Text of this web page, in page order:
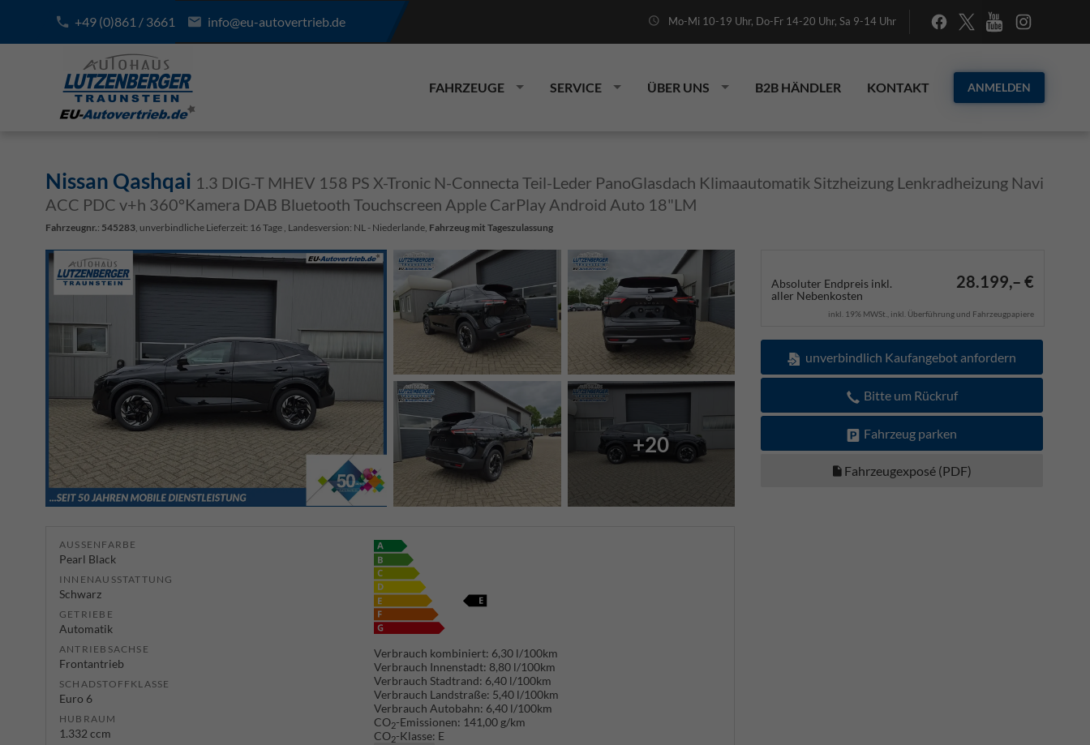
+49 (0)861 / 3661 info@eu-autovertrieb.de Mo-Mi 10-19 Uhr, Do-Fr 14-20 Uhr, Sa 9-14 Uhr
FAHRZEUGE SERVICE ÜBER UNS B2B HÄNDLER KONTAKT ANMELDEN
Nissan Qashqai 1.3 DIG-T MHEV 158 PS X-Tronic N-Connecta Teil-Leder PanoGlasdach Klimaautomatik Sitzheizung Lenkradheizung Navi
ACC PDC v+h 360°Kamera DAB Bluetooth Touchscreen Apple CarPlay Android Auto 18"LM
Fahrzeugnr.: 545283 , unverbindliche Lieferzeit: 16 Tage , Landesversion: NL - Niederlande, Fahrzeug mit Tageszulassung
Absoluter Endpreis inkl.
aller Nebenkosten
28.199,– €
inkl. 19% MWSt., inkl. Überführung und Fahrzeugpapiere
unverbindlich Kaufangebot anfordern
Bitte um Rückruf
Fahrzeug parken
Fahrzeugexposé (PDF)
+20
AUSSENFARBE
Pearl Black
INNENAUSSTATTUNG
Schwarz
GETRIEBE
Automatik
ANTRIEBSACHSE
Frontantrieb
SCHADSTOFFKLASSE
Euro 6
HUBRAUM
1.332 ccm
Verbrauch kombiniert: 6,30 l/100km
Verbrauch Innenstadt: 8,80 l/100km
Verbrauch Stadtrand: 6,40 l/100km
Verbrauch Landstraße: 5,40 l/100km
Verbrauch Autobahn: 6,40 l/100km
CO2-Emissionen: 141,00 g/km
CO2-Klasse: E